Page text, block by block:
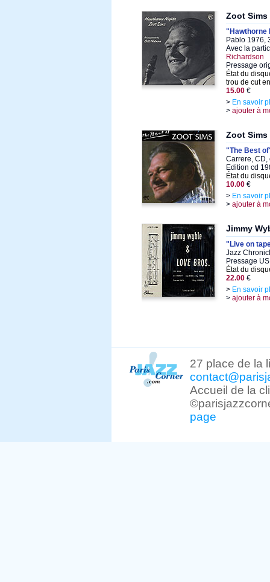
Zoot Sims
"Hawthorne
Pablo 1976,
Avec la
Richardson
Pressage
État du
trou de cut
15.00 €
> En savoir
> ajouter à
Zoot Sims
"The Best
Carrere, CD,
Edition cd
État du
10.00 €
> En savoir
> ajouter à
Jimmy
"Live on
Jazz
Pressage
État du
22.00 €
> En savoir
> ajouter à
27 place de la
Accueil de la
page